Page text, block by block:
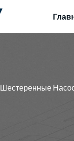
Шестеренные